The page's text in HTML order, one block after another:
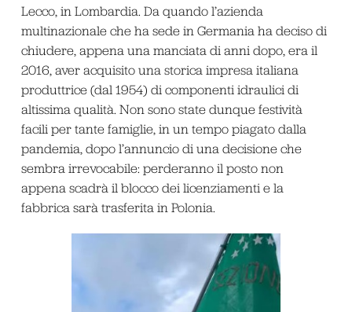
Lecco, in Lombardia. Da quando l’azienda
multinazionale che ha sede in Germania ha deciso di
chiudere, appena una manciata di anni dopo, era il
2016, aver acquisito una storica impresa italiana
produttrice (dal 1954) di componenti idraulici di
altissima qualità. Non sono state dunque festività
facili per tante famiglie, in un tempo piagato dalla
pandemia, dopo l’annuncio di una decisione che
sembra irrevocabile: perderanno il posto non
appena scadrà il blocco dei licenziamenti e la
fabbrica sarà trasferita in Polonia.